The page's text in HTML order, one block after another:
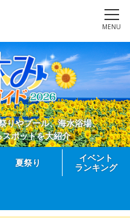
MENU
りやプール、海水浴場、
ポットを大紹介
夏祭り
イベント
ランキング